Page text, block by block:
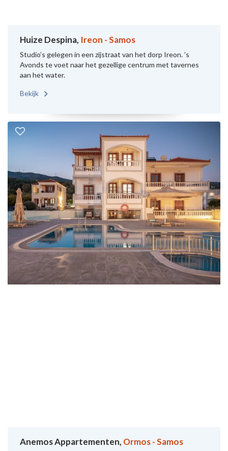
Huize Despina, Ireon - Samos
Studio’s gelegen in een zijstraat van het dorp Ireon. ’s
Avonds te voet naar het gezellige centrum met tavernes
aan het water.
Bekijk
Anemos Appartementen, Ormos - Samos